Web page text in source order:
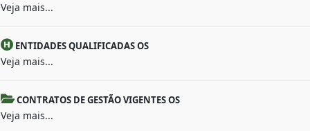
Veja mais...
ENTIDADES QUALIFICADAS OS
Veja mais...
CONTRATOS DE GESTÃO VIGENTES OS
Veja mais...